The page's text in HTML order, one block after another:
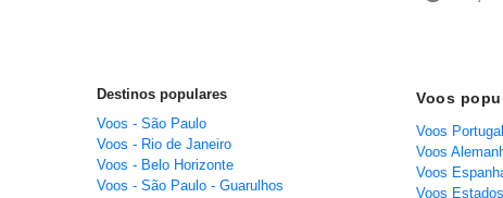
Destinos populares
Voos - São Paulo
Voos - Rio de Janeiro
Voos - Belo Horizonte
Voos - São Paulo - Guarulhos
Voos
Voos
Voos
Voos
Voos